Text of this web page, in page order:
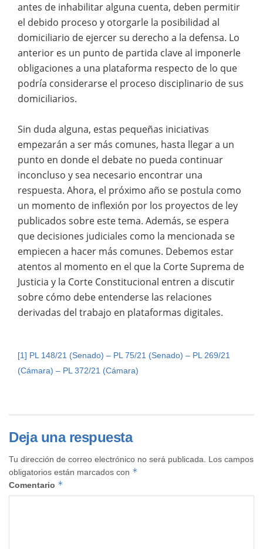
antes de inhabilitar alguna cuenta, deben permitir
el debido proceso y otorgarle la posibilidad al
domiciliario de ejercer su derecho a la defensa. Lo
anterior es un punto de partida clave al imponerle
obligaciones a una plataforma respecto de lo que
podría considerarse el proceso disciplinario de sus
domiciliarios.
Sin duda alguna, estas pequeñas iniciativas
empezarán a ser más comunes, hasta llegar a un
punto en donde el debate no pueda continuar
inconcluso y sea necesario encontrar una
respuesta. Ahora, el próximo año se postula como
un momento de inflexión por los proyectos de ley
publicados sobre este tema. Además, se espera
que decisiones judiciales como la mencionada se
empiecen a hacer más comunes. Debemos estar
atentos al momento en el que la Corte Suprema de
Justicia y la Corte Constitucional entren a discutir
sobre cómo debe entenderse las relaciones
derivadas del trabajo en plataformas digitales.
[1] PL 148/21 (Senado) – PL 75/21 (Senado) – PL 269/21
(Cámara) – PL 372/21 (Cámara)
Deja una respuesta
Tu dirección de correo electrónico no será publicada.
Los campos
obligatorios están marcados con *
Comentario *